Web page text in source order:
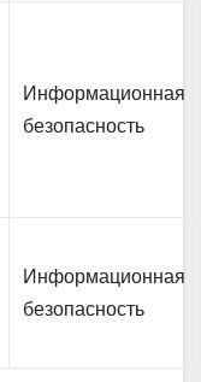
Информационная
безопасность
Информационная
безопасность